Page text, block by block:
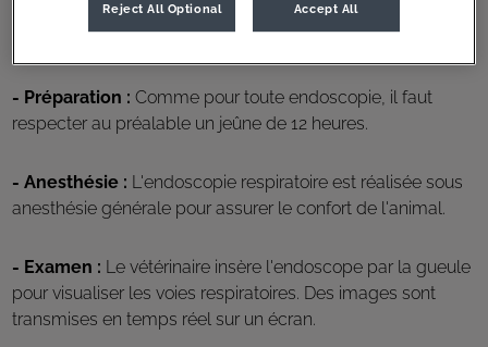
Déroulement de l'endoscopie respiratoire
- Préparation : Comme pour toute endoscopie, il faut
respecter au préalable un jeûne de 12 heures.
- Anesthésie : L'endoscopie respiratoire est réalisée sous
anesthésie générale pour assurer le confort de l'animal.
- Examen : Le vétérinaire insère l'endoscope par la gueule
pour visualiser les voies respiratoires. Des images sont
transmises en temps réel sur un écran.
Reject All Optional Accept All